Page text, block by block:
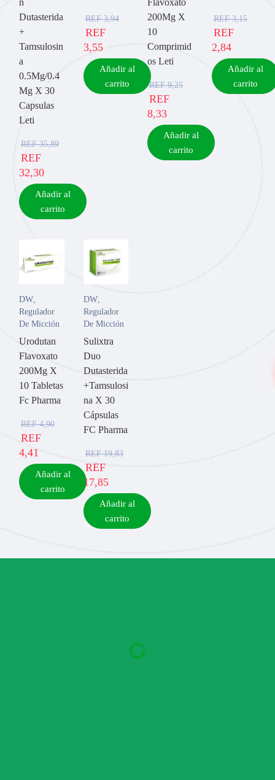
Dutasterida
+
Tamsulosin
a
0.5Mg/0.4
Mg X 30
Capsulas
Leti
REF35,89
REF
32,30
Añadir al
carrito
REF3,94
REF
3,55
Añadir al
carrito
200Mg X
10
Comprimid
os Leti
REF9,25
REF
8,33
Añadir al
carrito
REF3,15
REF
2,84
Añadir al
carrito
DW,
Regulador
De Micción
Urodutan
Flavoxato
200Mg X
10 Tabletas
Fc Pharma
REF4,90
REF
4,41
Añadir al
carrito
DW,
Regulador
De Micción
Sulixtra
Duo
Dutasterida
+Tamsulosi
na X 30
Cápsulas
FC Pharma
REF19,83
REF
17,85
Añadir al
carrito